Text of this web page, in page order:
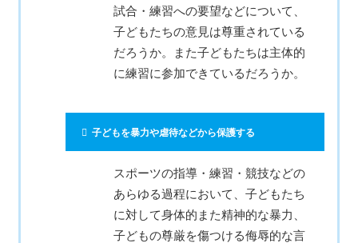
試合・練習への要望などについて、
子どもたちの意見は尊重されている
だろうか。また子どもたちは主体的
に練習に参加できているだろうか。
子どもを暴力や虐待などから保護する
スポーツの指導・練習・競技などの
あらゆる過程において、子どもたち
に対して身体的また精神的な暴力、
子どもの尊厳を傷つける侮辱的な言